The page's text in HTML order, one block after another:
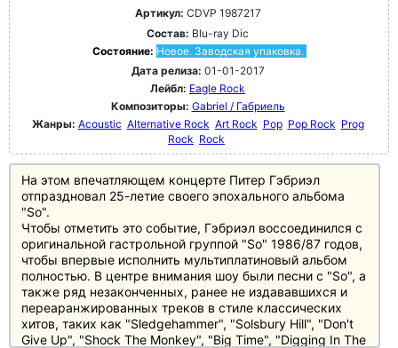
Артикул: CDVP 1987217
Состав: Blu-ray Dic
Состояние: Новое. Заводская упаковка.
Дата релиза: 01-01-2017
Лейбл: Eagle Rock
Композиторы: Gabriel / Габриель
Жанры: Acoustic Alternative Rock Art Rock Pop Pop Rock Prog
Rock Rock
На этом впечатляющем концерте Питер Гэбриэл
отпраздновал 25-летие своего эпохального альбома
"So".
Чтобы отметить это событие, Гэбриэл воссоединился с
оригинальной гастрольной группой "So" 1986/87 годов,
чтобы впервые исполнить мультиплатиновый альбом
полностью. В центре внимания шоу были песни с "So", а
также ряд незаконченных, ранее не издававшихся и
переаранжированных треков в стиле классических
хитов, таких как "Sledgehammer", "Solsbury Hill", "Don't
Give Up", "Shock The Monkey", "Big Time", "Digging In The